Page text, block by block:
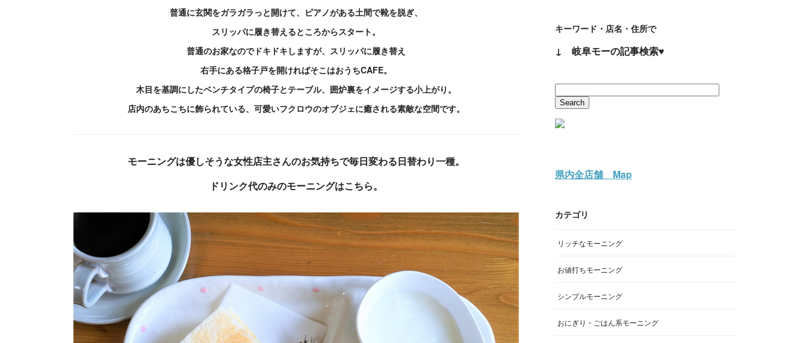
普通に玄関をガラガラっと開けて、ピアノがある土間で靴を脱ぎ、
スリッパに履き替えるところからスタート。
普通のお家なのでドキドキしますが、スリッパに履き替え
右手にある格子戸を開ければそこはおうちCAFE。
木目を基調にしたベンチタイプの椅子とテーブル、囲炉裏をイメージする小上がり。
店内のあちこちに飾られている、可愛いフクロウのオブジェに癒される素敵な空間です。
モーニングは優しそうな女性店主さんのお気持ちで毎日変わる日替わり一種。
ドリンク代のみのモーニングはこちら。
キーワード・店名・住所で
↓ 岐阜モーの記事検索♥
県内全店舗 Map
カテゴリ
リッチなモーニング
お値打ちモーニング
シンプルモーニング
おにぎり・ごはん系モーニング